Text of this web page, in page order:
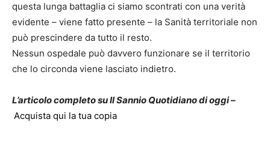
questa lunga battaglia ci siamo scontrati con una verità
evidente – viene fatto presente – la Sanità territoriale non
può prescindere da tutto il resto.
Nessun ospedale può davvero funzionare se il territorio
che lo circonda viene lasciato indietro.
L’articolo completo su Il Sannio Quotidiano di oggi –
Acquista qui la tua copia